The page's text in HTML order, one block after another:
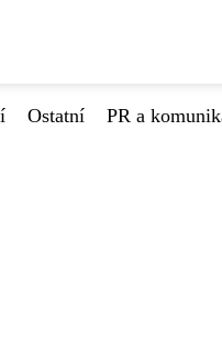
Ostatní PR a